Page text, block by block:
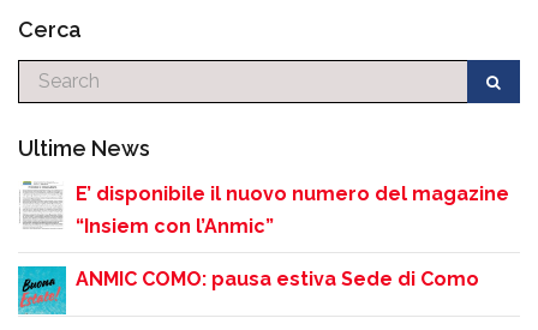
Cerca
Cerca
Ultime News
E’ disponibile il nuovo numero del magazine
“Insiem con l’Anmic”
ANMIC COMO: pausa estiva Sede di Como